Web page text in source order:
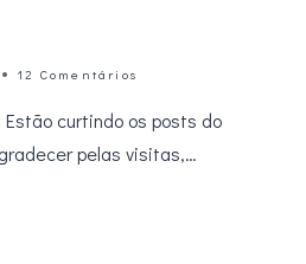
12 Comentários
curtindo os posts do
pelas visitas,…